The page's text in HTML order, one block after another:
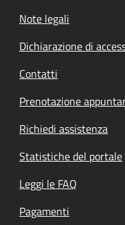
Note legali
Dichiarazione di
Contatti
Prenotazione
Richiedi assistenza
Statistiche del portale
Leggi le FAQ
Pagamenti